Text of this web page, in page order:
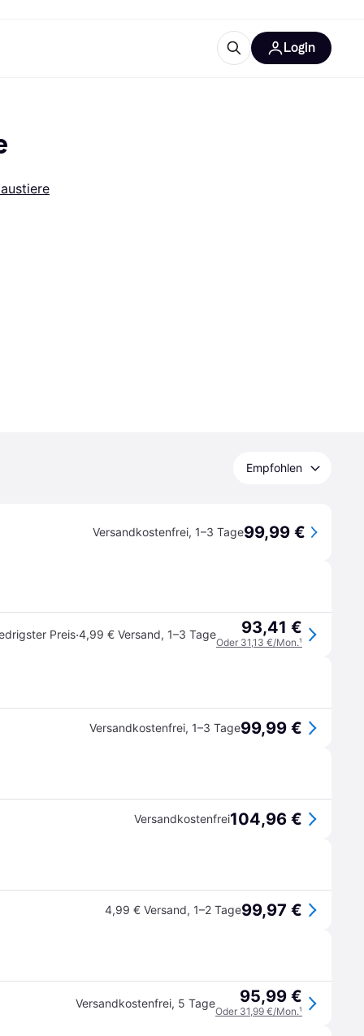
Artikel
Login
Empfohlen
Versandkostenfrei, 1–3 Tage99,99 €
Preis·4,99 € Versand, 1–3 Tage 93,41 €
Oder 31,13 €/Mon.¹
Versandkostenfrei, 1–3 Tage99,99 €
Versandkostenfrei104,96 €
4,99 € Versand, 1–2 Tage99,97 €
Versandkostenfrei, 5 Tage 95,99 €
Oder 31,99 €/Mon.¹